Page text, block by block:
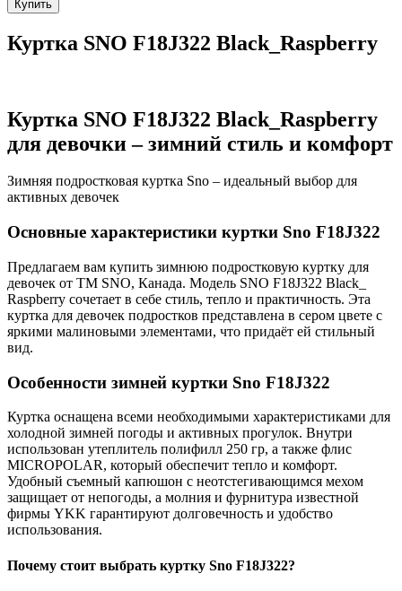
Купить
Куртка SNO F18J322 Black_Raspberry
Куртка SNO F18J322 Black_Raspberry
для девочки – зимний стиль и комфорт
Зимняя подростковая куртка Sno – идеальный выбор для
активных девочек
Основные характеристики куртки Sno F18J322
Предлагаем вам купить зимнюю подростковую куртку для
девочек от ТМ SNO, Канада. Модель SNO F18J322 Black_
Raspberry сочетает в себе стиль, тепло и практичность. Эта
куртка для девочек подростков представлена в сером цвете с
яркими малиновыми элементами, что придаёт ей стильный
вид.
Особенности зимней куртки Sno F18J322
Куртка оснащена всеми необходимыми характеристиками для
холодной зимней погоды и активных прогулок. Внутри
использован утеплитель полифилл 250 гр, а также флис
MICROPOLAR, который обеспечит тепло и комфорт.
Удобный съемный капюшон с неотстегивающимся мехом
защищает от непогоды, а молния и фурнитура известной
фирмы YKK гарантируют долговечность и удобство
использования.
Почему стоит выбрать куртку Sno F18J322?